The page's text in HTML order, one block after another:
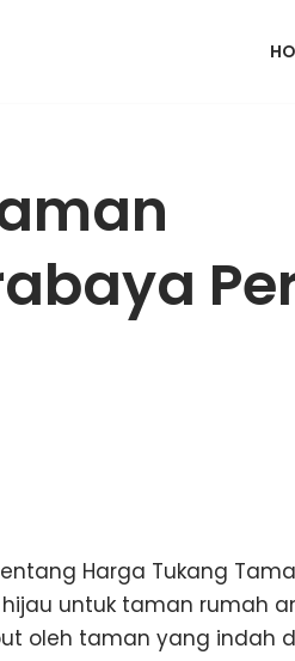
Harga Tukang
untuk taman rumah
oleh taman yang indah